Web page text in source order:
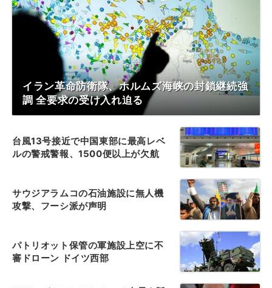
イラン革命防衛隊、ホルムズ海峡の封鎖継続強
調 全要求の受け入れ迫る
台風13号接近で中国東部に最高レベ
ルの警戒警報、1500便以上が欠航
サウジアラムコの石油施設に無人機
攻撃、フーシ派が声明
パトリオット保管の軍施設上空に不
審ドローン ドイツ西部